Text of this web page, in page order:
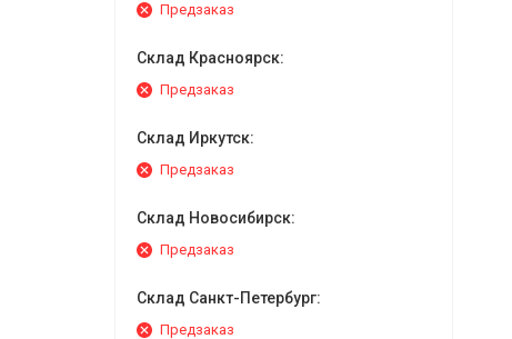
Предзаказ
Склад Красноярск:
Предзаказ
Склад Иркутск:
Предзаказ
Склад Новосибирск:
Предзаказ
Склад Санкт-Петербург:
Предзаказ